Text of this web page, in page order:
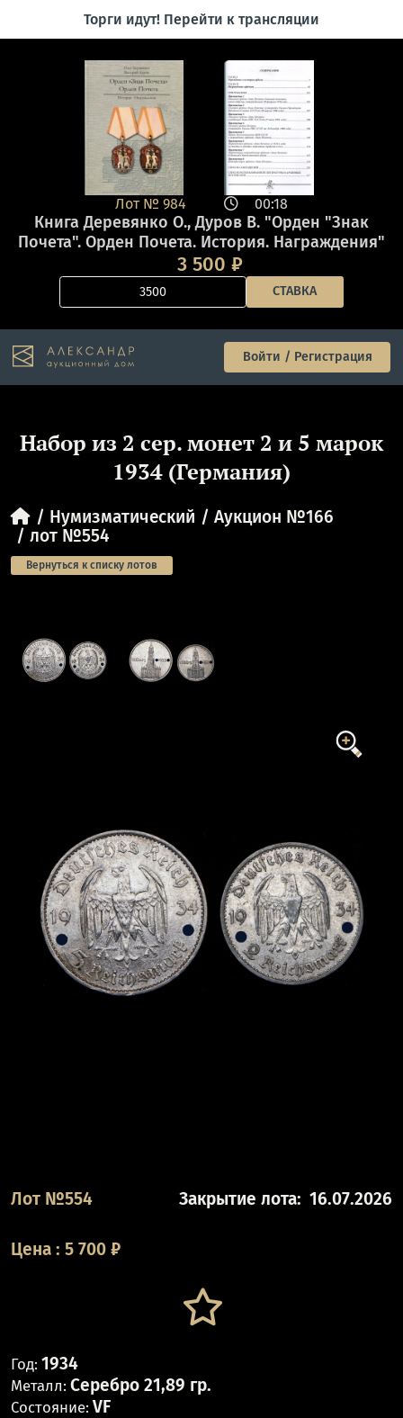
Торги идут! Перейти к трансляции
Лот № 984 00:18
Книга Деревянко О., Дуров В. "Орден "Знак
Почета". Орден Почета. История. Награждения"
202...
СТАВКА
3 500 ₽
Войти / Регистрация
Набор из 2 сер. монет 2 и 5 марок
1934 (Германия)
Нумизматический
Аукцион №166
лот №554
Вернуться к списку лотов
Лот №554 Закрытие лота: 16.07.2026
Цена : 5 700 ₽
Год: 1934
Металл: Серебро 21,89 гр.
Состояние: VF